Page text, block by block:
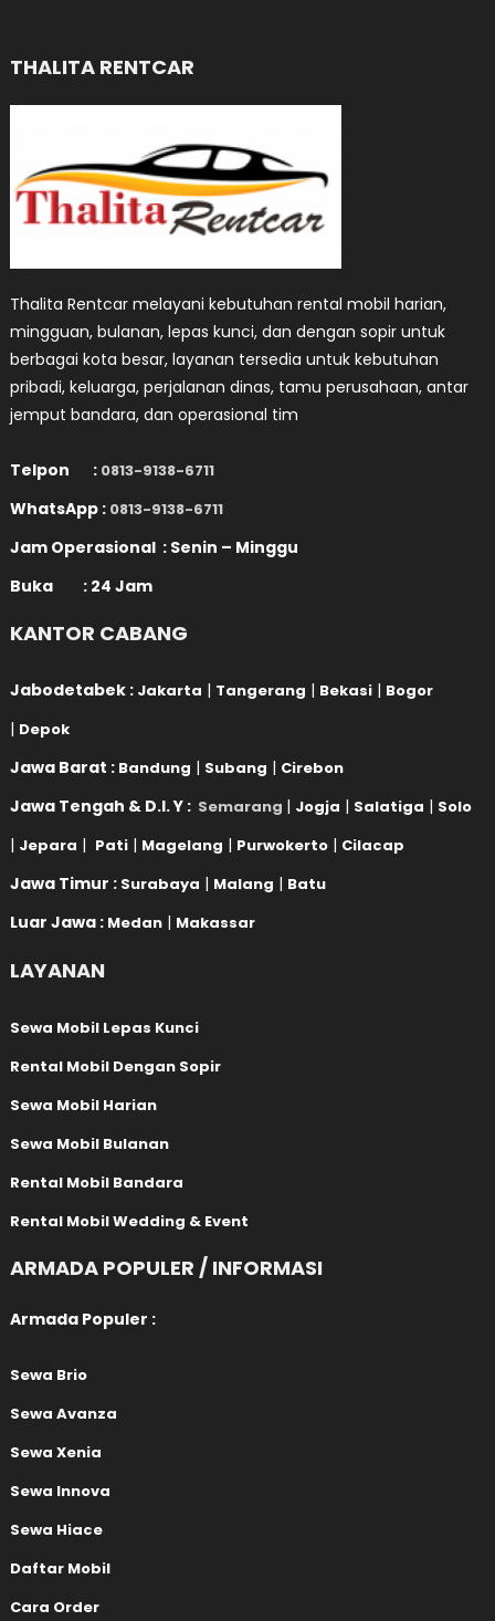
THALITA RENTCAR
Thalita Rentcar melayani kebutuhan rental mobil harian,
mingguan, bulanan, lepas kunci, dan dengan sopir untuk
berbagai kota besar, layanan tersedia untuk kebutuhan
pribadi, keluarga, perjalanan dinas, tamu perusahaan, antar
jemput bandara, dan operasional tim
Telpon : 0813-9138-6711
WhatsApp : 0813-9138-6711
Jam Operasional : Senin – Minggu
Buka : 24 Jam
KANTOR CABANG
Jabodetabek : Jakarta | Tangerang | Bekasi | Bogor
| Depok
Jawa Barat : Bandung | Subang | Cirebon
Jawa Tengah & D.I. Y : Semarang | Jogja | Salatiga | Solo
| Jepara | Pati | Magelang | Purwokerto | Cilacap
Jawa Timur : Surabaya | Malang | Batu
Luar Jawa : Medan | Makassar
LAYANAN
Sewa Mobil Lepas Kunci
Rental Mobil Dengan Sopir
Sewa Mobil Harian
Sewa Mobil Bulanan
Rental Mobil Bandara
Rental Mobil Wedding & Event
ARMADA POPULER / INFORMASI
Armada Populer :
Sewa Brio
Sewa Avanza
Sewa Xenia
Sewa Innova
Sewa Hiace
Daftar Mobil
Cara Order